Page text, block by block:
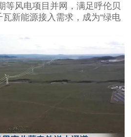
等风电项目并网，满足呼伦贝
新能源接入需求，成为“绿电